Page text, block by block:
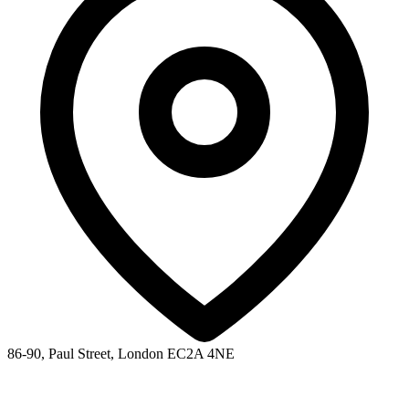
86-90, Paul Street, London EC2A 4NE